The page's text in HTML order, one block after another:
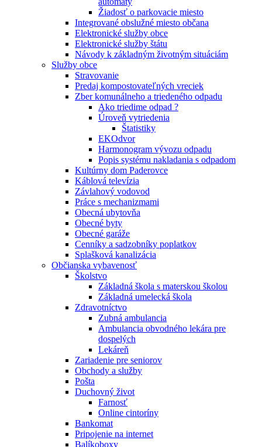
Žiadosť o parkovacie miesto
Integrované obslužné miesto občana
Elektronické služby obce
Elektronické služby štátu
Návody k základným životným situáciám
Služby obce
Stravovanie
Predaj kompostovateľných vreciek
Zber komunálneho a triedeného odpadu
Ako triedime odpad ?
Úroveň vytriedenia
Štatistiky
EKOdvor
Harmonogram vývozu odpadu
Popis systému nakladania s odpadom
Kultúrny dom Paderovce
Káblová televízia
Závlahový vodovod
Práce s mechanizmami
Obecná ubytovňa
Obecné byty
Obecné garáže
Cenníky a sadzobníky poplatkov
Splašková kanalizácia
Občianska vybavenosť
Školstvo
Základná škola s materskou školou
Základná umelecká škola
Zdravotníctvo
Zubná ambulancia
Ambulancia obvodného lekára pre
dospelých
Lekáreň
Zariadenie pre seniorov
Obchody a služby
Pošta
Duchovný život
Farnosť
Online cintoríny
Bankomat
Pripojenie na internet
Balíkoboxy